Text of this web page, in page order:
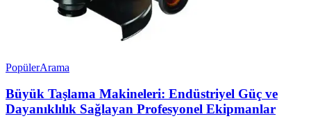
PopülerArama
Büyük Taşlama Makineleri: Endüstriyel Güç ve
Dayanıklılık Sağlayan Profesyonel Ekipmanlar